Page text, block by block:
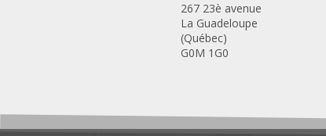
267 23è avenue
La Guadeloupe
(Québec)
G0M 1G0